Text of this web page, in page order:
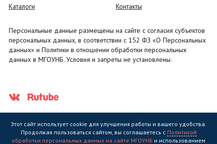
Каталоги
Контакты
Персональные данные размещены на сайте с согласия субъектов
персональных данных, в соответствии с 152 ФЗ «О Персональных
данных» и Политики в отношении обработки персональных
данных в МГОУНБ. Условия и запреты не установлены.
Этот сайт использует cookie для улучшения работы и вашего удобства.
Продолжая пользоваться сайтом, вы соглашаетесь с Политикой
обработки персональных данных на сайте МГОУНБ и использованием